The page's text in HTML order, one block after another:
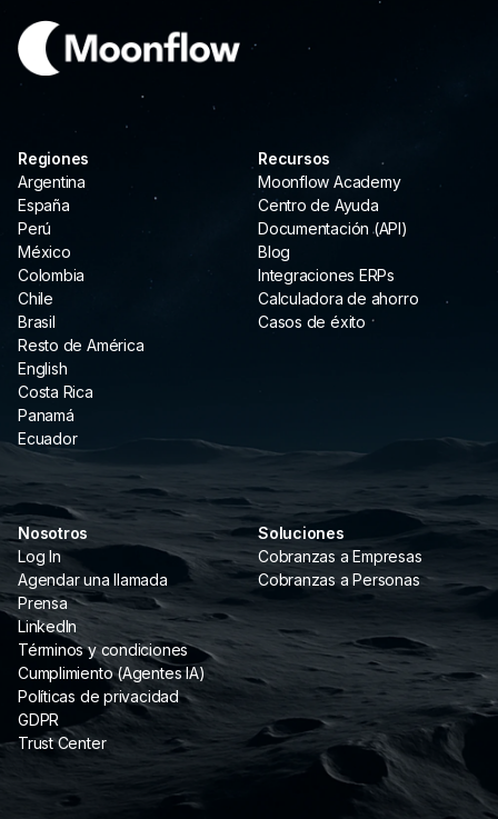
Soluciones
Cobranzas a Empresas
Cobranzas a Personas
Regiones
Argentina
España
Perú
México
Colombia
Chile
Brasil
Resto de América
English
Costa Rica
Panamá
Ecuador
Recursos
Moonflow Academy
Centro de Ayuda
Documentación (API)
Blog
Integraciones ERPs
Calculadora de ahorro
Casos de éxito
Nosotros
Log In
Agendar una llamada
Prensa
LinkedIn
Términos y condiciones
Cumplimiento (Agentes IA)
Políticas de privacidad
GDPR
Trust Center